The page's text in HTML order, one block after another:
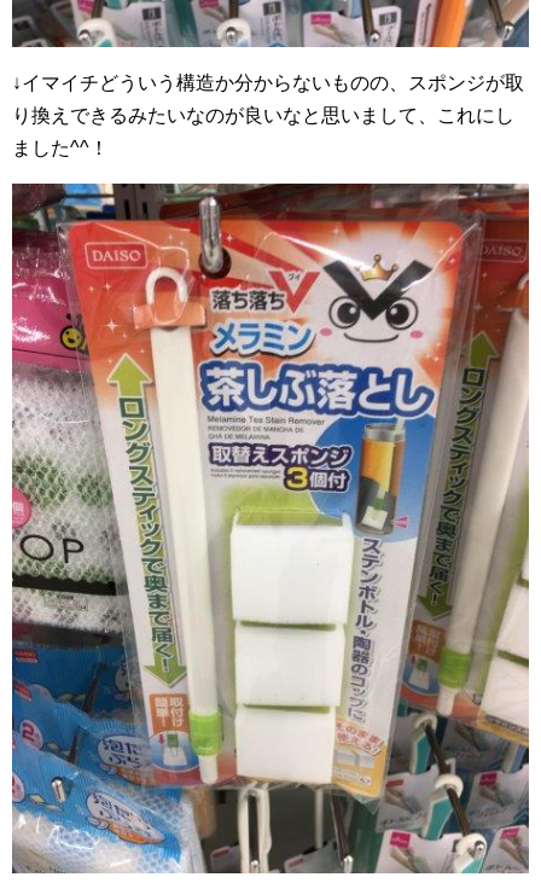
↓イマイチどういう構造か分からないものの、スポンジが取
り換えできるみたいなのが良いなと思いまして、これにし
ました^^！